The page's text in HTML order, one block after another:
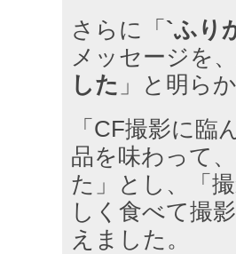
さらに「 `ふり
メッセージを、
した 」と明ら
「CF撮影に臨
品を味わって
た」とし、「
しく食べて撮
えました。